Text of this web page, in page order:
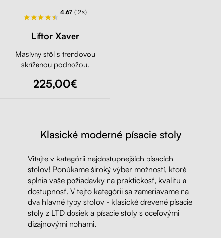
4.67 (12×)
Liftor Xaver
Masívny stôl s trendovou
skríženou podnožou.
225,00€
Klasické moderné písacie stoly
Vitajte v kategórii najdostupnejších písacích
stolov! Ponúkame široký výber možností, ktoré
splnia vaše požiadavky na praktickosť, kvalitu a
dostupnosť. V tejto kategórii sa zameriavame na
dva hlavné typy stolov - klasické drevené písacie
stoly z LTD dosiek a písacie stoly s oceľovými
dizajnovými nohami.